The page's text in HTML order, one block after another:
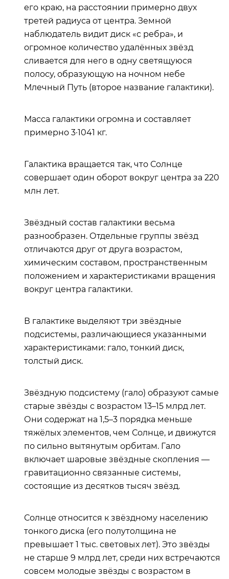
его краю, на расстоянии примерно двух
третей радиуса от центра. Земной
наблюдатель видит диск «с ребра», и
огромное количество удалённых звёзд
сливается для него в одну светящуюся
полосу, образующую на ночном небе
Млечный Путь (второе название галактики).
Масса галактики огромна и составляет
примерно 3·1041 кг.
Галактика вращается так, что Солнце
совершает один оборот вокруг центра за 220
млн лет.
Звёздный состав галактики весьма
разнообразен. Отдельные группы звёзд
отличаются друг от друга возрастом,
химическим составом, пространственным
положением и характеристиками вращения
вокруг центра галактики.
В галактике выделяют три звёздные
подсистемы, различающиеся указанными
характеристиками: гало, тонкий диск,
толстый диск.
Звёздную подсистему (гало) образуют самые
старые звёзды с возрастом 13–15 млрд лет.
Они содержат на 1,5–3 порядка меньше
тяжёлых элементов, чем Солнце, и движутся
по сильно вытянутым орбитам. Гало
включает шаровые звёздные скопления —
гравитационно связанные системы,
состоящие из десятков тысяч звёзд.
Солнце относится к звёздному населению
тонкого диска (его полутолщина не
превышает 1 тыс. световых лет). Это звёзды
не старше 9 млрд лет, среди них встречаются
совсем молодые звёзды с возрастом в